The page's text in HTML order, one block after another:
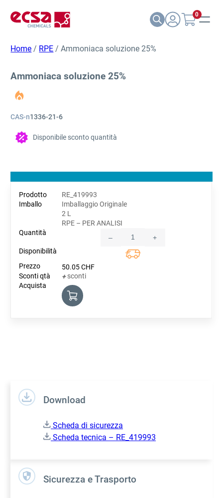
0
Home / RPE / Ammoniaca soluzione 25%
Ammoniaca soluzione 25%
CAS-n1336-21-6
Disponibile sconto quantità
RE_419993
Imballaggio Originale
2 L
RPE – PER ANALISI
Quantity
– +
50.05CHF
+sconti
Download
Scheda di sicurezza
Scheda tecnica – RE_419993
Sicurezza e Trasporto